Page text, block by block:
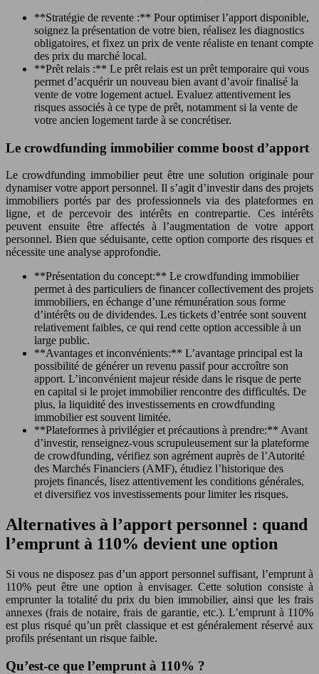
**Stratégie de revente :** Pour optimiser l’apport disponible,
soignez la présentation de votre bien, réalisez les diagnostics
obligatoires, et fixez un prix de vente réaliste en tenant compte
des prix du marché local.
**Prêt relais :** Le prêt relais est un prêt temporaire qui vous
permet d’acquérir un nouveau bien avant d’avoir finalisé la
vente de votre logement actuel. Evaluez attentivement les
risques associés à ce type de prêt, notamment si la vente de
votre ancien logement tarde à se concrétiser.
Le crowdfunding immobilier comme boost d’apport
Le crowdfunding immobilier peut être une solution originale pour
dynamiser votre apport personnel. Il s’agit d’investir dans des projets
immobiliers portés par des professionnels via des plateformes en
ligne, et de percevoir des intérêts en contrepartie. Ces intérêts
peuvent ensuite être affectés à l’augmentation de votre apport
personnel. Bien que séduisante, cette option comporte des risques et
nécessite une analyse approfondie.
**Présentation du concept:** Le crowdfunding immobilier
permet à des particuliers de financer collectivement des projets
immobiliers, en échange d’une rémunération sous forme
d’intérêts ou de dividendes. Les tickets d’entrée sont souvent
relativement faibles, ce qui rend cette option accessible à un
large public.
**Avantages et inconvénients:** L’avantage principal est la
possibilité de générer un revenu passif pour accroître son
apport. L’inconvénient majeur réside dans le risque de perte
en capital si le projet immobilier rencontre des difficultés. De
plus, la liquidité des investissements en crowdfunding
immobilier est souvent limitée.
**Plateformes à privilégier et précautions à prendre:** Avant
d’investir, renseignez-vous scrupuleusement sur la plateforme
de crowdfunding, vérifiez son agrément auprès de l’Autorité
des Marchés Financiers (AMF), étudiez l’historique des
projets financés, lisez attentivement les conditions générales,
et diversifiez vos investissements pour limiter les risques.
Alternatives à l’apport personnel : quand
l’emprunt à 110% devient une option
Si vous ne disposez pas d’un apport personnel suffisant, l’emprunt à
110% peut être une option à envisager. Cette solution consiste à
emprunter la totalité du prix du bien immobilier, ainsi que les frais
annexes (frais de notaire, frais de garantie, etc.). L’emprunt à 110%
est plus risqué qu’un prêt classique et est généralement réservé aux
profils présentant un risque faible.
Qu’est-ce que l’emprunt à 110% ?